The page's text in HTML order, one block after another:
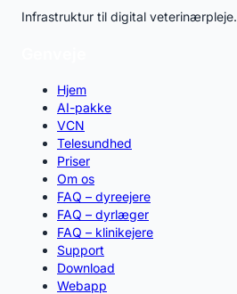
Infrastruktur til digital veterinærpleje.
Hjem
AI-pakke
VCN
Telesundhed
Priser
Om os
FAQ – dyreejere
FAQ – dyrlæger
FAQ – klinikejere
Support
Download
Webapp